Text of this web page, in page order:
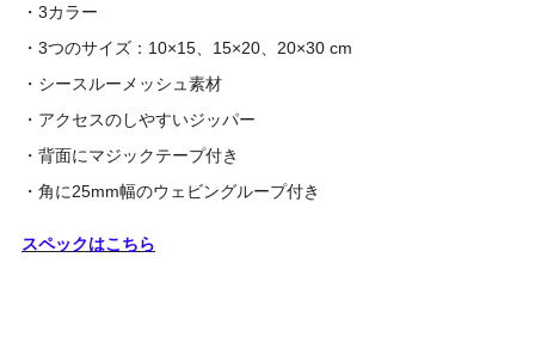
・3カラー
・3つのサイズ：10×15、15×20、20×30 cm
・シースルーメッシュ素材
・アクセスのしやすいジッパー
・背面にマジックテープ付き
・角に25mm幅のウェビングループ付き
スペックはこちら